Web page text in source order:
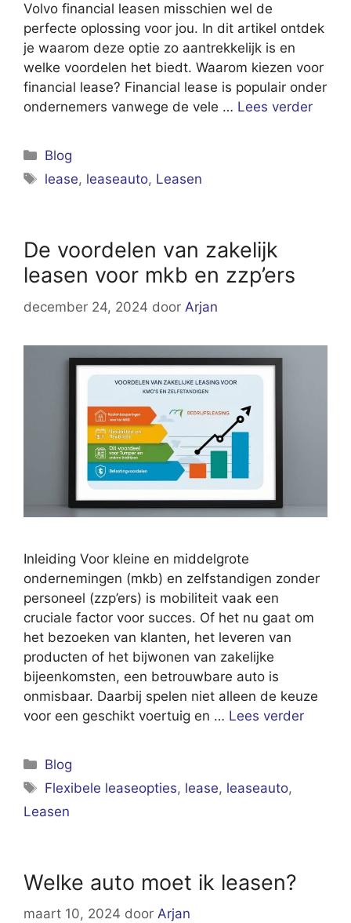
Volvo financial leasen misschien wel de
perfecte oplossing voor jou. In dit artikel ontdek
je waarom deze optie zo aantrekkelijk is en
welke voordelen het biedt. Waarom kiezen voor
financial lease? Financial lease is populair onder
ondernemers vanwege de vele … Lees verder
Categorieën
Blog
Tags
lease, leaseauto, Leasen
De voordelen van zakelijk
leasen voor mkb en zzp’ers
december 24, 2024 door Arjan
Inleiding Voor kleine en middelgrote
ondernemingen (mkb) en zelfstandigen zonder
personeel (zzp’ers) is mobiliteit vaak een
cruciale factor voor succes. Of het nu gaat om
het bezoeken van klanten, het leveren van
producten of het bijwonen van zakelijke
bijeenkomsten, een betrouwbare auto is
onmisbaar. Daarbij spelen niet alleen de keuze
voor een geschikt voertuig en … Lees verder
Categorieën
Blog
Tags
Flexibele leaseopties, lease, leaseauto,
Leasen
Welke auto moet ik leasen?
maart 10, 2024 door Arjan